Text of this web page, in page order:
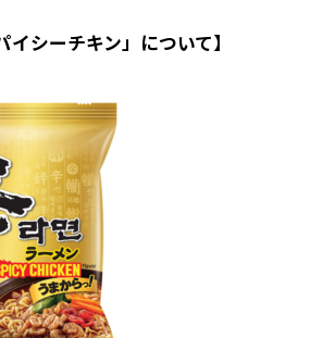
イシーチキン」について】